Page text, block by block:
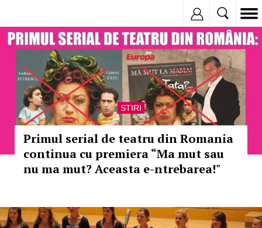
STIRI
Primul serial de teatru din Romania
continua cu premiera “Ma mut sau
nu ma mut? Aceasta e-ntrebarea!"